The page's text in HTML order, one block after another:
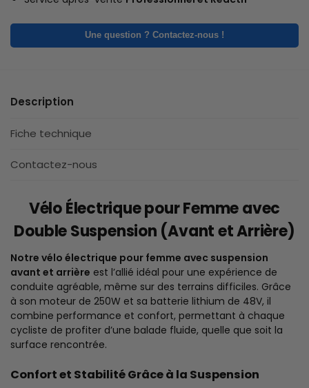
Une question ? Contactez-nous !
Description
Fiche technique
Contactez-nous
Vélo Électrique pour Femme avec
Double Suspension (Avant et Arrière)
Notre vélo électrique pour femme avec suspension
avant et arrière est l’allié idéal pour une expérience de
conduite agréable, même sur des terrains difficiles. Grâce
à son moteur de 250W et sa batterie lithium de 48V, il
combine performance et confort, permettant à chaque
cycliste de profiter d’une balade fluide, quelle que soit la
surface rencontrée.
Confort et Stabilité Grâce à la Suspension